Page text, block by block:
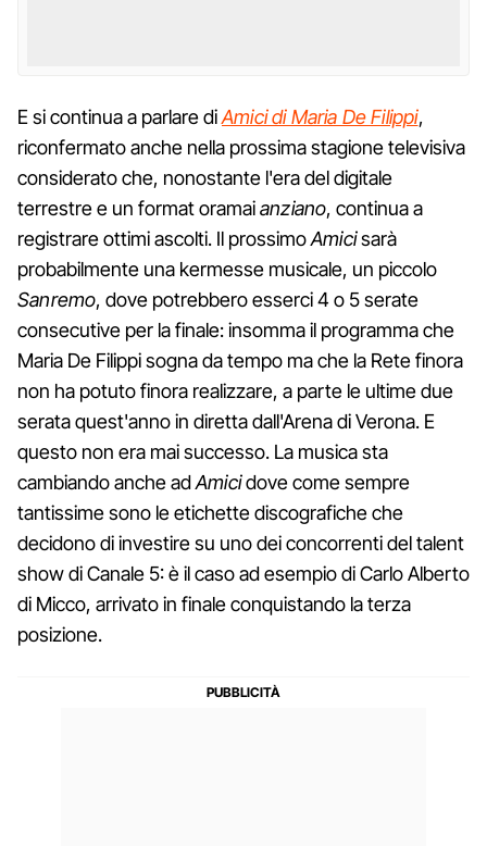
E si continua a parlare diAmici di Maria De Filippi,
riconfermato anche nella prossima stagione televisiva
considerato che, nonostante l'era del digitale
terrestre e un format oramaianziano, continua a
registrare ottimi ascolti. Il prossimoAmicisarà
probabilmente una kermesse musicale, un piccolo
Sanremo, dove potrebbero esserci 4 o 5 serate
consecutive per la finale: insomma il programma che
Maria De Filippi sogna da tempo ma che la Rete finora
non ha potuto finora realizzare, a parte le ultime due
serata quest'anno in diretta dall'Arena di Verona. E
questo non era mai successo. La musica sta
cambiando anche adAmicidove come sempre
tantissime sono le etichette discografiche che
decidono di investire su uno dei concorrenti del talent
show di Canale 5: è il caso ad esempio di Carlo Alberto
di Micco, arrivato in finale conquistando la terza
posizione.